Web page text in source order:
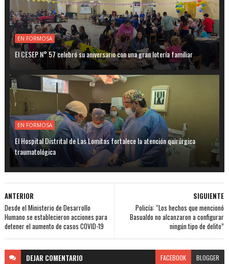
EN FORMOSA
El CESEP N° 57 celebró su aniversario con una gran lotería familiar
EN FORMOSA
El Hospital Distrital de Las Lomitas fortalece la atención quirúrgica
traumatológica
SIGUIENTE
Policía: “Los hechos que mencionó
Basualdo no alcanzaron a configurar
ningún tipo de delito”
ANTERIOR
Desde el Ministerio de Desarrollo
Humano se establecieron acciones para
detener el aumento de casos COVID-19
DEJAR COMENTARIO FACEBOOK BLOGGER